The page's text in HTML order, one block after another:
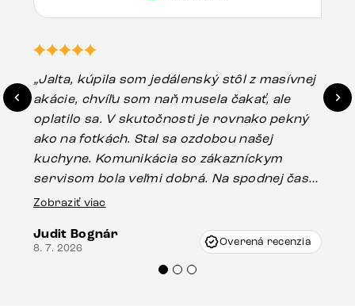
„Jalta, kúpila som jedálenský stôl z masívnej
akácie, chvíľu som naň musela čakať, ale
oplatilo sa. V skutočnosti je rovnako pekný
ako na fotkách. Stal sa ozdobou našej
kuchyne. Komunikácia so zákazníckym
servisom bola veľmi dobrá. Na spodnej časti
stola bolo malé poškodenie, pravdepodobne
Vincze pri riešení mojej záležitosti pristúpili
veľmi korektne. Odporúčam produkty Delife
Zobraziť viac
Judit Bognár
8. 7. 2026 Overená recenzia